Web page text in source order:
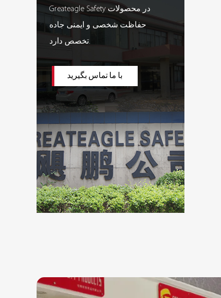
Greateagle Safety در محصولات
حفاظت شخصی و ایمنی جاده
تخصص دارد.
با ما تماس بگیرید